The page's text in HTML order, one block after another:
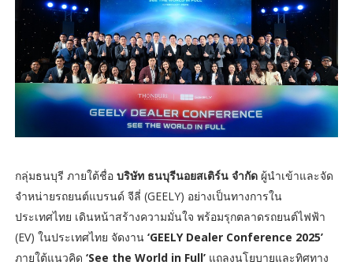
กลุ่มธนบุรี ภายใต้ชื่อบริษัท ธนบุรีนอยสเติร์น จำกัด ผู้นำเข้าและจัด
จำหน่ายรถยนต์แบรนด์ จีลี่ (GEELY) อย่างเป็นทางการใน
ประเทศไทย เดินหน้าสร้างความมั่นใจ พร้อมรุกตลาดรถยนต์ไฟฟ้า
(EV) ในประเทศไทย จัดงาน‘GEELY Dealer Conference 2025’
ภายใต้แนวคิด ‘See the World in Full’แถลงนโยบายและทิศทาง